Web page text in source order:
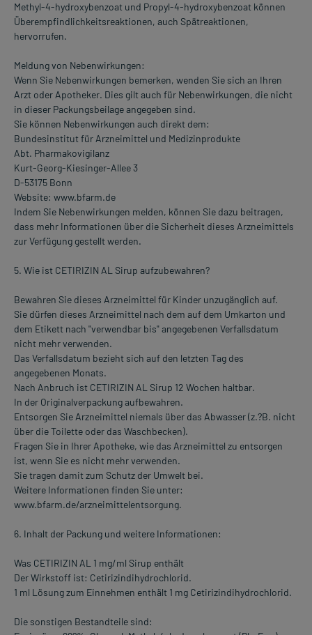
Methyl-4-hydroxybenzoat und Propyl-4-hydroxybenzoat können
Überempfindlichkeitsreaktionen, auch Spätreaktionen,
hervorrufen.
Meldung von Nebenwirkungen:
Wenn Sie Nebenwirkungen bemerken, wenden Sie sich an Ihren
Arzt oder Apotheker. Dies gilt auch für Nebenwirkungen, die nicht
in dieser Packungsbeilage angegeben sind.
Sie können Nebenwirkungen auch direkt dem:
Bundesinstitut für Arzneimittel und Medizinprodukte
Abt. Pharmakovigilanz
Kurt-Georg-Kiesinger-Allee 3
D-53175 Bonn
Website: www.bfarm.de
Indem Sie Nebenwirkungen melden, können Sie dazu beitragen,
dass mehr Informationen über die Sicherheit dieses Arzneimittels
zur Verfügung gestellt werden.
5. Wie ist CETIRIZIN AL Sirup aufzubewahren?
Bewahren Sie dieses Arzneimittel für Kinder unzugänglich auf.
Sie dürfen dieses Arzneimittel nach dem auf dem Umkarton und
dem Etikett nach "verwendbar bis" angegebenen Verfallsdatum
nicht mehr verwenden.
Das Verfallsdatum bezieht sich auf den letzten Tag des
angegebenen Monats.
Nach Anbruch ist CETIRIZIN AL Sirup 12 Wochen haltbar.
In der Originalverpackung aufbewahren.
Entsorgen Sie Arzneimittel niemals über das Abwasser (z.?B. nicht
über die Toilette oder das Waschbecken).
Fragen Sie in Ihrer Apotheke, wie das Arzneimittel zu entsorgen
ist, wenn Sie es nicht mehr verwenden.
Sie tragen damit zum Schutz der Umwelt bei.
Weitere Informationen finden Sie unter:
www.bfarm.de/arzneimittelentsorgung.
6. Inhalt der Packung und weitere Informationen:
Was CETIRIZIN AL 1 mg/ml Sirup enthält
Der Wirkstoff ist: Cetirizindihydrochlorid.
1 ml Lösung zum Einnehmen enthält 1 mg Cetirizindihydrochlorid.
Die sonstigen Bestandteile sind: